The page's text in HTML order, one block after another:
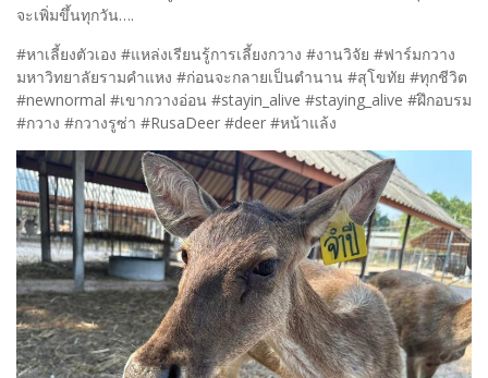
จะเพิ่มขึ้นทุกวัน….
#หาเลี้ยงตัวเอง #แหล่งเรียนรู้การเลี้ยงกวาง #งานวิจัย #ฟาร์มกวาง
มหาวิทยาลัยรามคำแหง #ก่อนจะกลายเป็นตำนาน #สุโขทัย #ทุกชีวิต
#newnormal #เขากวางอ่อน #stayin_alive #staying_alive #ฝึกอบรม
#กวาง #กวางรูซ่า #RusaDeer #deer #หน้าแล้ง